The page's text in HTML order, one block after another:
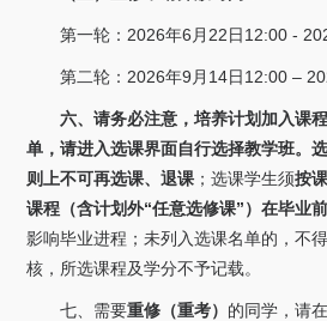
第一轮：2026年6月22日12:00 -
第二轮：2026年9月14日12:00 –
六、请务必注意，培养计划加入课
单，请进入选课界面自行选择教学班。
则上不可再选课、退课 ；选课学生须按
课程（含计划外“任意选修课”）在毕业
影响毕业进程；未列入选课名单的，不
核，所选课程及学分不予记载。
七、需要重修（重考） 的同学，请